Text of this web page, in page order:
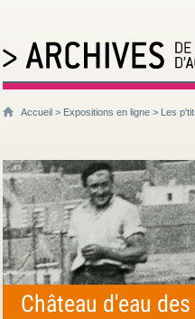
Accueil > Expositions en ligne > Les
Château d'eau